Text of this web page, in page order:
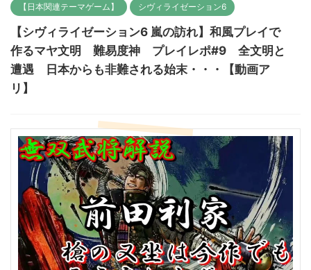
【日本関連テーマゲーム】 シヴィライゼーション6
【シヴィライゼーション6 嵐の訪れ】和風プレイで
作るマヤ文明 難易度神 プレイレポ#9 全文明と
遭遇 日本からも非難される始末・・・【動画ア
リ】